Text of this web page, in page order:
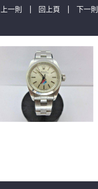
上一則 | 回上頁 | 下一則